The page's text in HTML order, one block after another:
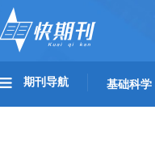
期刊导航 基础科学